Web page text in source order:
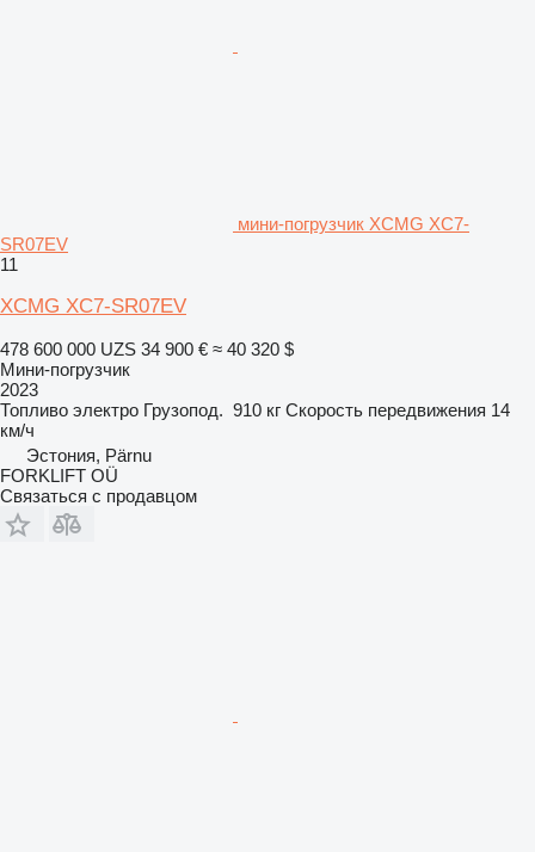
мини-погрузчик XCMG XC7-
SR07EV
11
XCMG XC7-SR07EV
478 600 000 UZS 34 900 € ≈ 40 320 $
Мини-погрузчик
2023
Топливо электро Грузопод. 910 кг Скорость передвижения 14
км/ч
Эстония, Pärnu
FORKLIFT OÜ
Связаться с продавцом